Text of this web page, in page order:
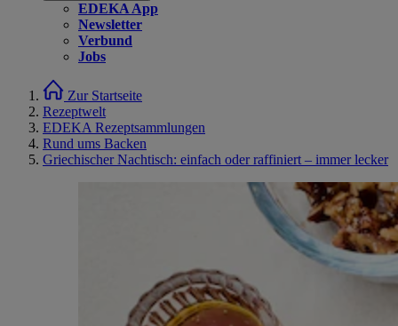
EDEKA App
Newsletter
Verbund
Jobs
Zur Startseite
Rezeptwelt
EDEKA Rezeptsammlungen
Rund ums Backen
Griechischer Nachtisch: einfach oder raffiniert – immer lecker